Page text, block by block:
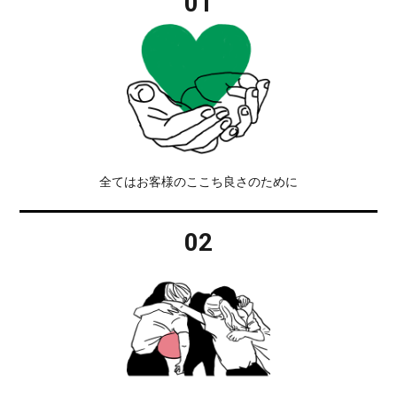
全てはお客様のここち良さのために
02